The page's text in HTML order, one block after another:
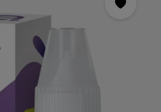
Kappe ausgestattet, um die
Dieses Liquid ist ideal für alle,
sanfteren Nikotinoption sind,
zu verzichten. Probieren Sie
- Blueberry - 10mg und
erfrischendes Dampferlebnis.